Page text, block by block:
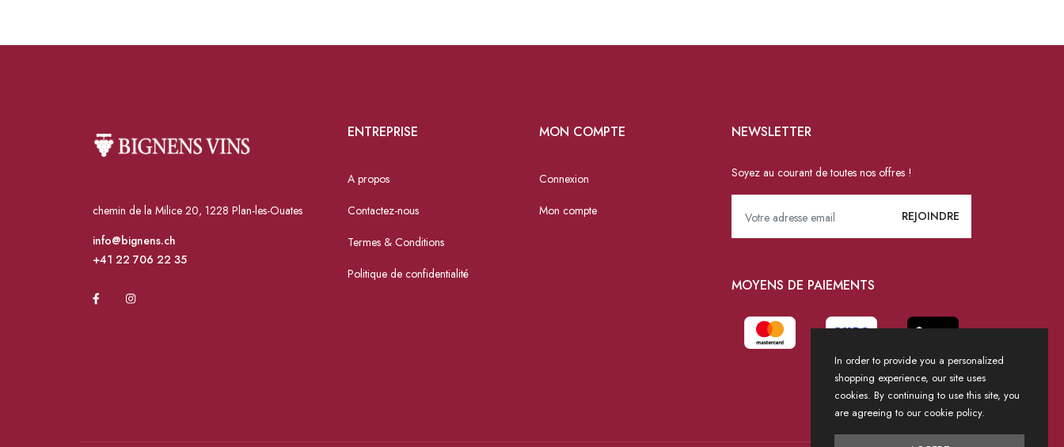
chemin de la Milice 20, 1228 Plan-les-Ouates
info@bignens.ch
+41 22 706 22 35
ENTREPRISE
A propos
Contactez-nous
Termes & Conditions
Politique de confidentialité
MON COMPTE
Connexion
Mon compte
NEWSLETTER
Soyez au courant de toutes nos offres !
MOYENS DE PAIEMENTS
In order to provide you a personalized
shopping experience, our site uses
cookies. By continuing to use this site, you
are agreeing to our cookie policy.